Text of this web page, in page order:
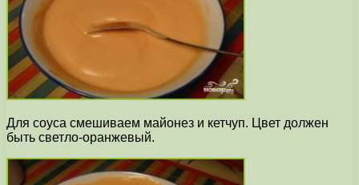
Для соуса смешиваем майонез и кетчуп. Цвет должен
быть светло-оранжевый.